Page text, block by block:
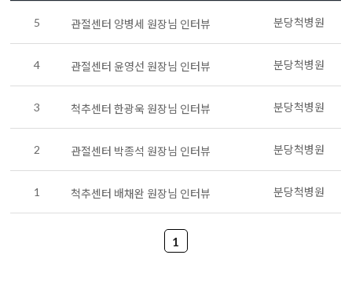
5 관절센터 양병세 원장님 인터뷰 분당척병원
4 관절센터 윤영선 원장님 인터뷰 분당척병원
3 척추센터 한광욱 원장님 인터뷰 분당척병원
2 관절센터 박종석 원장님 인터뷰 분당척병원
1 척추센터 배채완 원장님 인터뷰 분당척병원
1